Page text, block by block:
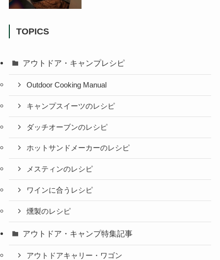
TOPICS
アウトドア・キャンプレシピ
Outdoor Cooking Manual
キャンプスイーツのレシピ
ダッチオーブンのレシピ
ホットサンドメーカーのレシピ
メスティンのレシピ
ワインに合うレシピ
燻製のレシピ
アウトドア・キャンプ特集記事
アウトドアキャリー・ワゴン